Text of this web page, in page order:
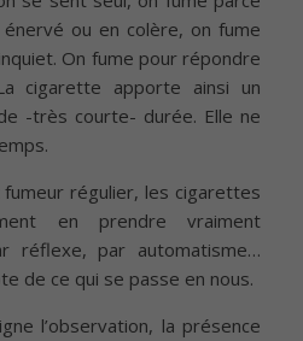
énervé ou en colère, on fume
On fume pour répondre
cigarette apporte ainsi un
-très courte- durée. Elle ne
fumeur régulier, les cigarettes
en prendre vraiment
réflexe, par automatisme…
de ce qui se passe en nous.
l’observation, la présence